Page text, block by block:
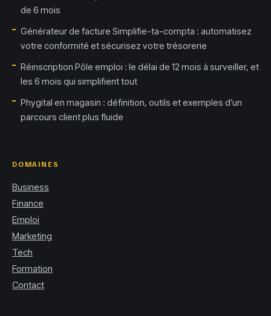
de 6 mois
Générateur de facture Simplifie-ta-compta : automatisez
votre conformité et sécurisez votre trésorerie
Réinscription Pôle emploi : le délai de 12 mois à surveiller, et
les 6 mois qui simplifient tout
Phygital en magasin : définition, outils et exemples d’un
parcours client plus fluide
DOMAINES
Business
Finance
Emploi
Marketing
Tech
Formation
Contact